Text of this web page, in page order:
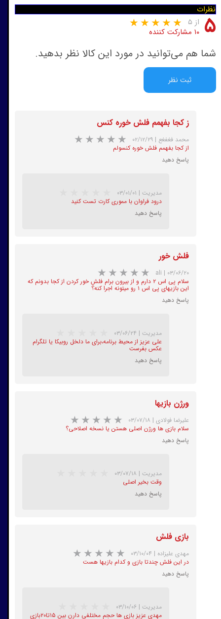
نظرات
۵ از ۵
۱۰ مشارکت کننده
شما هم می‌توانید در مورد این کالا نظر بدهید.
ثبت نظر
ز کجا بفهمم فلش خوره کنس
محمد فغفغع | ۰۲/۱۲/۲۹
★★
از کجا بفهمم فلش خوره کنسولم
پاسخ دهید
مدیریت | ۰۳/۰۱/۰۱
★★★
درود فراوان با مموری کارت تست کنید
پاسخ دهید
فلش خور
ali | ۰۳/۰۶/۲۰
★ ★
سلام پی اس ۲ دارم و از بیرون برام فلش خور کردن از کجا بدونم که
این بازیهای پی اس ۱ رو میتونه اجرا کنه؟
پاسخ دهید
مدیریت | ۰۳/۰۶/۲۴
علی عزیز از محیط برنامه،برای ما دلخل روبیکا یا تلگرام
عکس بفرست
پاسخ دهید
ورژن بازیها
علیرضا فولادی | ۰۳/۰۷/۱۸
سلام بازی ها ورژن اصلی هستن یا نسخه اصلاحی؟
پاسخ دهید
مدیریت | ۰۳/۰۷/۱۸
وقت بخیر اصلی
پاسخ دهید
بازی فلش
مهدی علیزاده | ۰۳/۱۰/۰۴
در این فلش چندتا بازی و کدام بازیها هست
پاسخ دهید
مدیریت | ۰۳/۱۰/۰۶
مهدی عزیز بازی ها حجم مختلفی دارن بین ۱۵تا۲۰بازی